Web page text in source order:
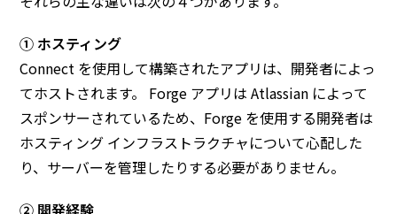
① ホスティング
Connect を使用して構築されたアプリは、開発者によっ
てホストされます。 Forge アプリは Atlassian によって
スポンサーされているため、Forge を使用する開発者は
ホスティング インフラストラクチャについて心配した
り、サーバーを管理したりする必要がありません。
② 開発経験